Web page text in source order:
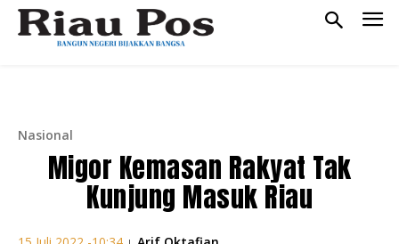
Nasional
Migor Kemasan Rakyat Tak
Kunjung Masuk Riau